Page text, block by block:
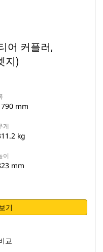
어 커플러,
지)
mm
게
kg
이
mm
기
교